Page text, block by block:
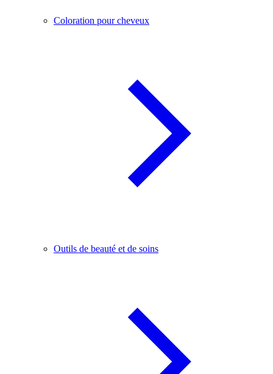
Coloration pour cheveux
Outils de beauté et de soins